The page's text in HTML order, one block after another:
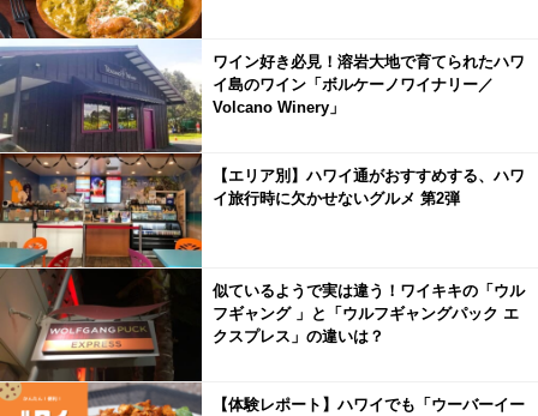
ワイン好き必見！溶岩大地で育てられたハワ
イ島のワイン「ボルケーノワイナリー／
Volcano Winery」
【エリア別】ハワイ通がおすすめする、ハワ
イ旅行時に欠かせないグルメ 第2弾
似ているようで実は違う！ワイキキの「ウル
フギャング 」と「ウルフギャングパック エ
クスプレス」の違いは？
【体験レポート】ハワイでも「ウーバーイー